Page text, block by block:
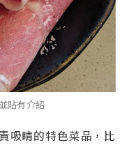
貼有介紹
吸睛的特色菜品，比